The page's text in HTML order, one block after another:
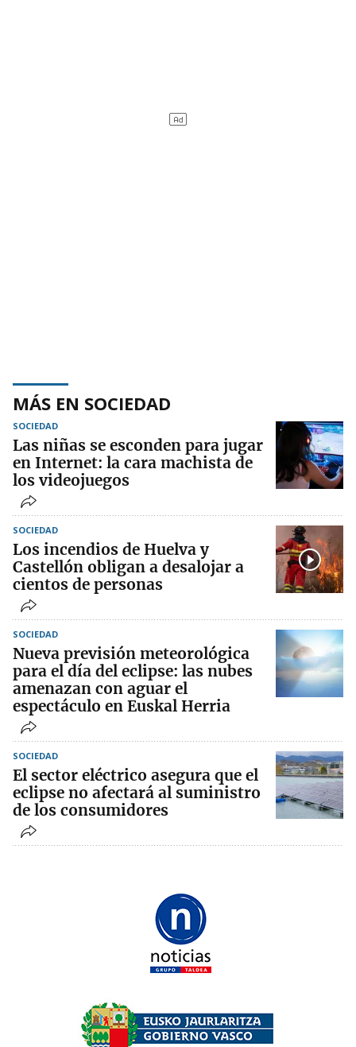
MÁS EN SOCIEDAD
SOCIEDAD
Las niñas se esconden para jugar
en Internet: la cara machista de
los videojuegos
SOCIEDAD
Los incendios de Huelva y
Castellón obligan a desalojar a
cientos de personas
SOCIEDAD
Nueva previsión meteorológica
para el día del eclipse: las nubes
amenazan con aguar el
espectáculo en Euskal Herria
SOCIEDAD
El sector eléctrico asegura que el
eclipse no afectará al suministro
de los consumidores